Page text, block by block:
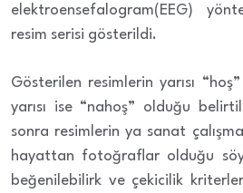
elektroensefalogram(EEG)
resim serisi gösterildi.
Gösterilen resimlerin yarısı
yarısı ise “nahoş” olduğu
sonra resimlerin ya sanat
hayattan fotoğraflar olduğu
beğenilebilirk ve çekicilik